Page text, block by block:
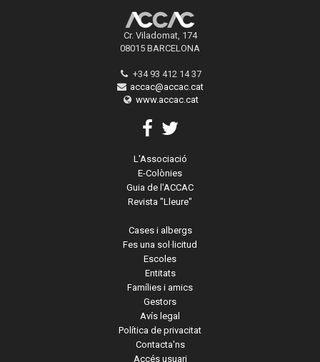
Cr. Viladomat, 174
08015 BARCELONA
+34 93 412 14 37
accac@accac.cat
www.accac.cat
L'Associació
E-Colònies
Guia de l'ACCAC
Revista "Lleure"
Cases i albergs
Fes una sol·licitud
Escoles
Entitats
Famílies i amics
Gestors
Avís legal
Política de privacitat
Contacta'ns
Accés usuari